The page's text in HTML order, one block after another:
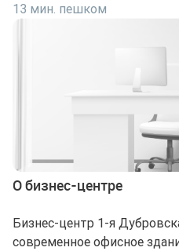
13 мин. пешком
О бизнес-центре
Бизнес-центр 1-я
современное офисное